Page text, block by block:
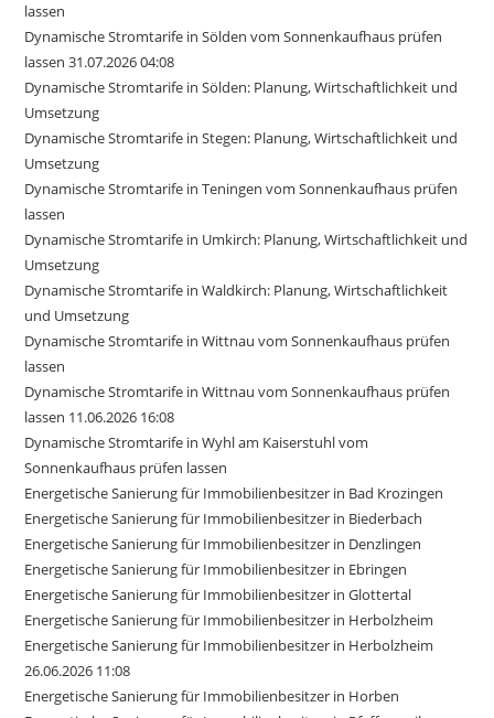
lassen
Dynamische Stromtarife in Sölden vom Sonnenkaufhaus prüfen
lassen 31.07.2026 04:08
Dynamische Stromtarife in Sölden: Planung, Wirtschaftlichkeit und
Umsetzung
Dynamische Stromtarife in Stegen: Planung, Wirtschaftlichkeit und
Umsetzung
Dynamische Stromtarife in Teningen vom Sonnenkaufhaus prüfen
lassen
Dynamische Stromtarife in Umkirch: Planung, Wirtschaftlichkeit und
Umsetzung
Dynamische Stromtarife in Waldkirch: Planung, Wirtschaftlichkeit
und Umsetzung
Dynamische Stromtarife in Wittnau vom Sonnenkaufhaus prüfen
lassen
Dynamische Stromtarife in Wittnau vom Sonnenkaufhaus prüfen
lassen 11.06.2026 16:08
Dynamische Stromtarife in Wyhl am Kaiserstuhl vom
Sonnenkaufhaus prüfen lassen
Energetische Sanierung für Immobilienbesitzer in Bad Krozingen
Energetische Sanierung für Immobilienbesitzer in Biederbach
Energetische Sanierung für Immobilienbesitzer in Denzlingen
Energetische Sanierung für Immobilienbesitzer in Ebringen
Energetische Sanierung für Immobilienbesitzer in Glottertal
Energetische Sanierung für Immobilienbesitzer in Herbolzheim
Energetische Sanierung für Immobilienbesitzer in Herbolzheim
26.06.2026 11:08
Energetische Sanierung für Immobilienbesitzer in Horben